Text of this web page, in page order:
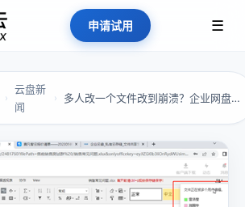
申请试用 ☰
›
云盘新
闻
› 多人改一个文件改到崩溃？企业网盘在线编辑是救...